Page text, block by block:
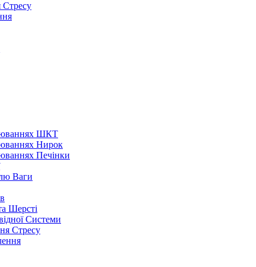
Стресу
ШКТ
Нирок
Печінки
Ваги
Шерсті
Системи
Стресу